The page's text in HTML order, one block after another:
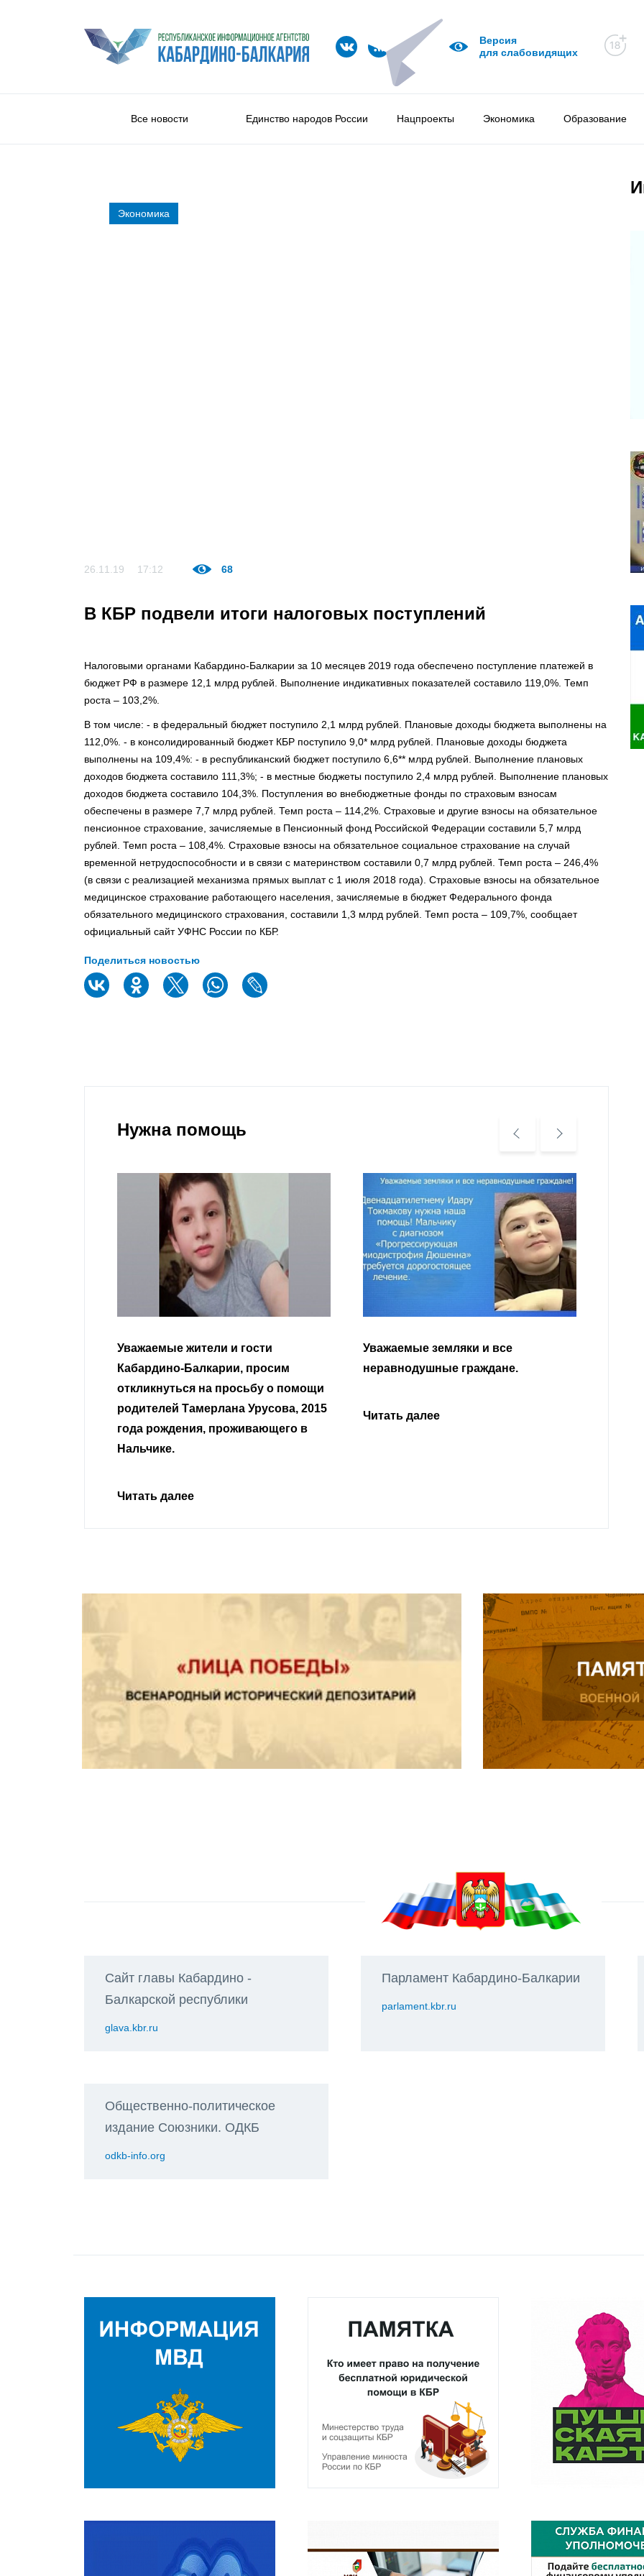
Версия
для слабовидящих
Все новости Единство народов России Нацпроекты Экономика Образование
Экономика
26.11.19 17:12 68
В КБР подвели итоги налоговых поступлений
Налоговыми органами Кабардино-Балкарии за 10 месяцев 2019 года обеспечено поступление платежей в
бюджет РФ в размере 12,1 млрд рублей. Выполнение индикативных показателей составило 119,0%. Темп
роста – 103,2%.
В том числе: - в федеральный бюджет поступило 2,1 млрд рублей. Плановые доходы бюджета выполнены на
112,0%. - в консолидированный бюджет КБР поступило 9,0* млрд рублей. Плановые доходы бюджета
выполнены на 109,4%: - в республиканский бюджет поступило 6,6** млрд рублей. Выполнение плановых
доходов бюджета составило 111,3%; - в местные бюджеты поступило 2,4 млрд рублей. Выполнение плановых
доходов бюджета составило 104,3%. Поступления во внебюджетные фонды по страховым взносам
обеспечены в размере 7,7 млрд рублей. Темп роста – 114,2%. Страховые и другие взносы на обязательное
пенсионное страхование, зачисляемые в Пенсионный фонд Российской Федерации составили 5,7 млрд
рублей. Темп роста – 108,4%. Страховые взносы на обязательное социальное страхование на случай
временной нетрудоспособности и в связи с материнством составили 0,7 млрд рублей. Темп роста – 246,4%
(в связи с реализацией механизма прямых выплат с 1 июля 2018 года). Страховые взносы на обязательное
медицинское страхование работающего населения, зачисляемые в бюджет Федерального фонда
обязательного медицинского страхования, составили 1,3 млрд рублей. Темп роста – 109,7%, сообщает
официальный сайт УФНС России по КБР.
Поделиться новостью
Нужна помощь
Уважаемые жители и гости
Кабардино-Балкарии, просим
откликнуться на просьбу о помощи
родителей Тамерлана Урусова, 2015
года рождения, проживающего в
Нальчике.
Читать далее
Уважаемые земляки и все
неравнодушные граждане.
Читать далее
Сайт главы Кабардино -
Балкарской республики
glava.kbr.ru
Парламент Кабардино-Балкарии
parlament.kbr.ru
Общественно-политическое
издание Союзники. ОДКБ
odkb-info.org